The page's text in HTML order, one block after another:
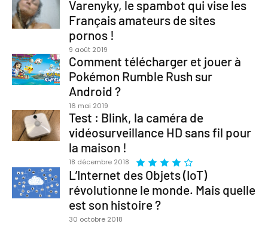
Varenyky, le spambot qui vise les
Français amateurs de sites
pornos !
9 août 2019
Comment télécharger et jouer à
Pokémon Rumble Rush sur
Android ?
16 mai 2019
Test : Blink, la caméra de
vidéosurveillance HD sans fil pour
la maison !
18 décembre 2018
L’Internet des Objets (IoT)
révolutionne le monde. Mais quelle
est son histoire ?
30 octobre 2018